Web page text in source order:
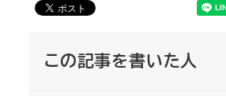
この記事を書いた人